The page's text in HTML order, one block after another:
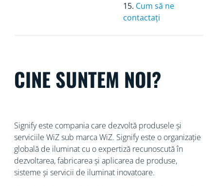
15. Cum să ne
contactați
CINE SUNTEM NOI?
Signify este compania care dezvoltă produsele și
serviciile WiZ sub marca WiZ. Signify este o organizație
globală de iluminat cu o expertiză recunoscută în
dezvoltarea, fabricarea și aplicarea de produse,
sisteme și servicii de iluminat inovatoare.